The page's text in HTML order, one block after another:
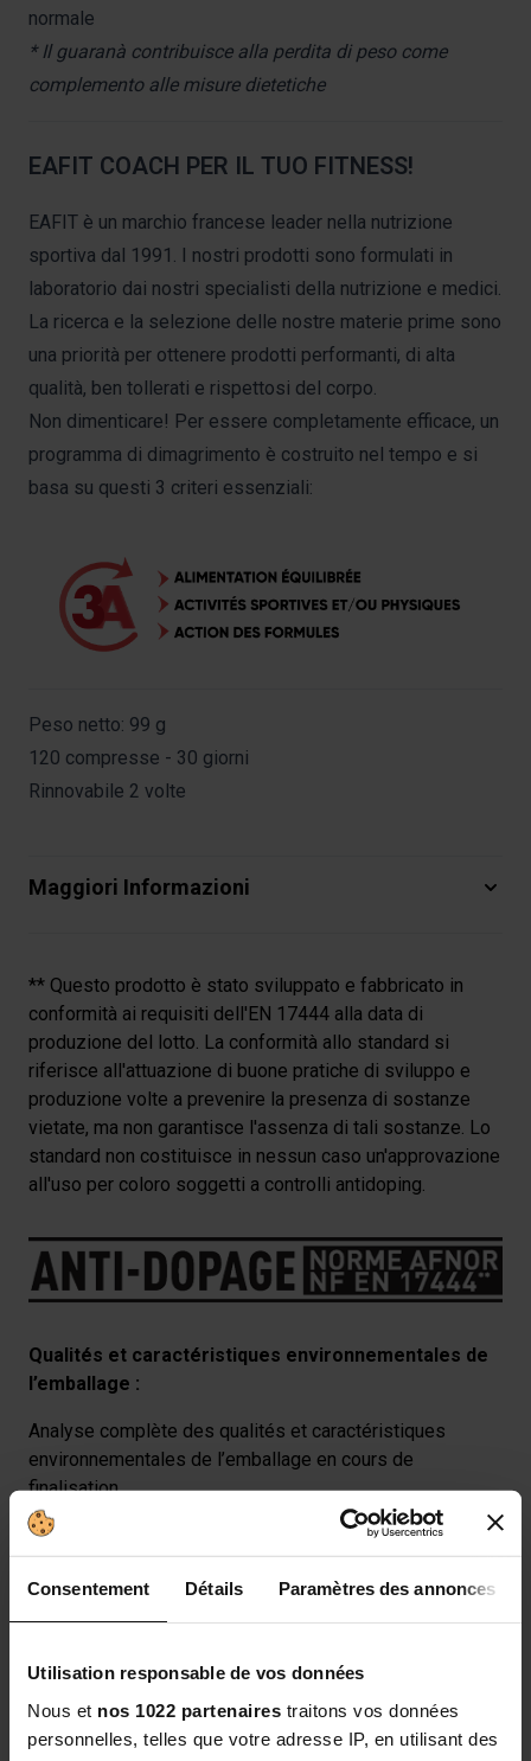
Consentement Détails Paramètres des annonces
Utilisation responsable de vos données
Nous et nos 1022 partenaires traitons vos données
personnelles, telles que votre adresse IP, en utilisant des
normale
* Il guaranà contribuisce alla perdita di peso come
complemento alle misure dietetiche
EAFIT COACH PER IL TUO FITNESS!
EAFIT è un marchio francese leader nella nutrizione
sportiva dal 1991. I nostri prodotti sono formulati in
laboratorio dai nostri specialisti della nutrizione e medici.
La ricerca e la selezione delle nostre materie prime sono
una priorità per ottenere prodotti performanti, di alta
qualità, ben tollerati e rispettosi del corpo.
Non dimenticare! Per essere completamente efficace, un
programma di dimagrimento è costruito nel tempo e si
basa su questi 3 criteri essenziali:
Peso netto: 99 g
120 compresse - 30 giorni
Rinnovabile 2 volte
Maggiori Informazioni
** Questo prodotto è stato sviluppato e fabbricato in
conformità ai requisiti dell'EN 17444 alla data di
produzione del lotto. La conformità allo standard si
riferisce all'attuazione di buone pratiche di sviluppo e
produzione volte a prevenire la presenza di sostanze
vietate, ma non garantisce l'assenza di tali sostanze. Lo
standard non costituisce in nessun caso un'approvazione
all'uso per coloro soggetti a controlli antidoping.
Qualités et caractéristiques environnementales de
l’emballage :
Analyse complète des qualités et caractéristiques
environnementales de l’emballage en cours de
finalisation.
Questo prodotto fa parte delle seguenti
Brucia grassi Drenanti